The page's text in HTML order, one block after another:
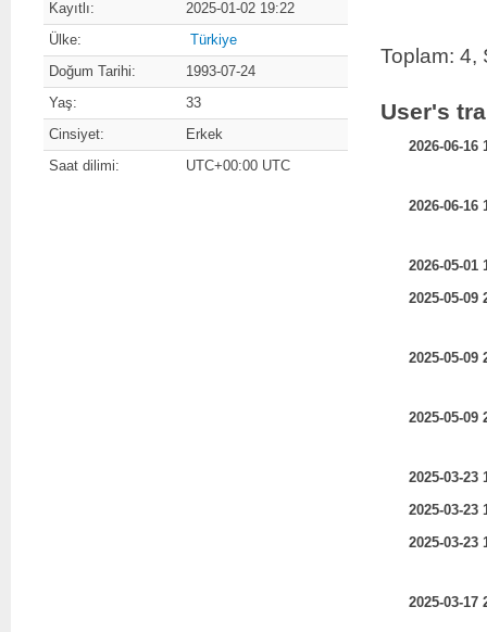
Kayıtlı:
2025-01-02 19:22
Ülke:
Türkiye
Doğum Tarihi:
1993-07-24
Yaş:
33
Cinsiyet:
Erkek
Saat dilimi:
UTC+00:00 UTC
Toplam: 4,
User's
2026-06-16
2026-06-16
2026-05-01
2025-05-09
2025-05-09
2025-05-09
2025-03-23
2025-03-23
2025-03-23
2025-03-17